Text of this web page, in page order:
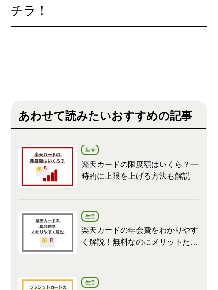
解説を心がけています。
チラ！
あわせて読みたいおすすめの記事
生活
楽天カードの限度額はいくら？一
時的に上限を上げる方法も解説
生活
楽天カードの年会費をわかりやす
く解説！無料なのにメリットたく
生活